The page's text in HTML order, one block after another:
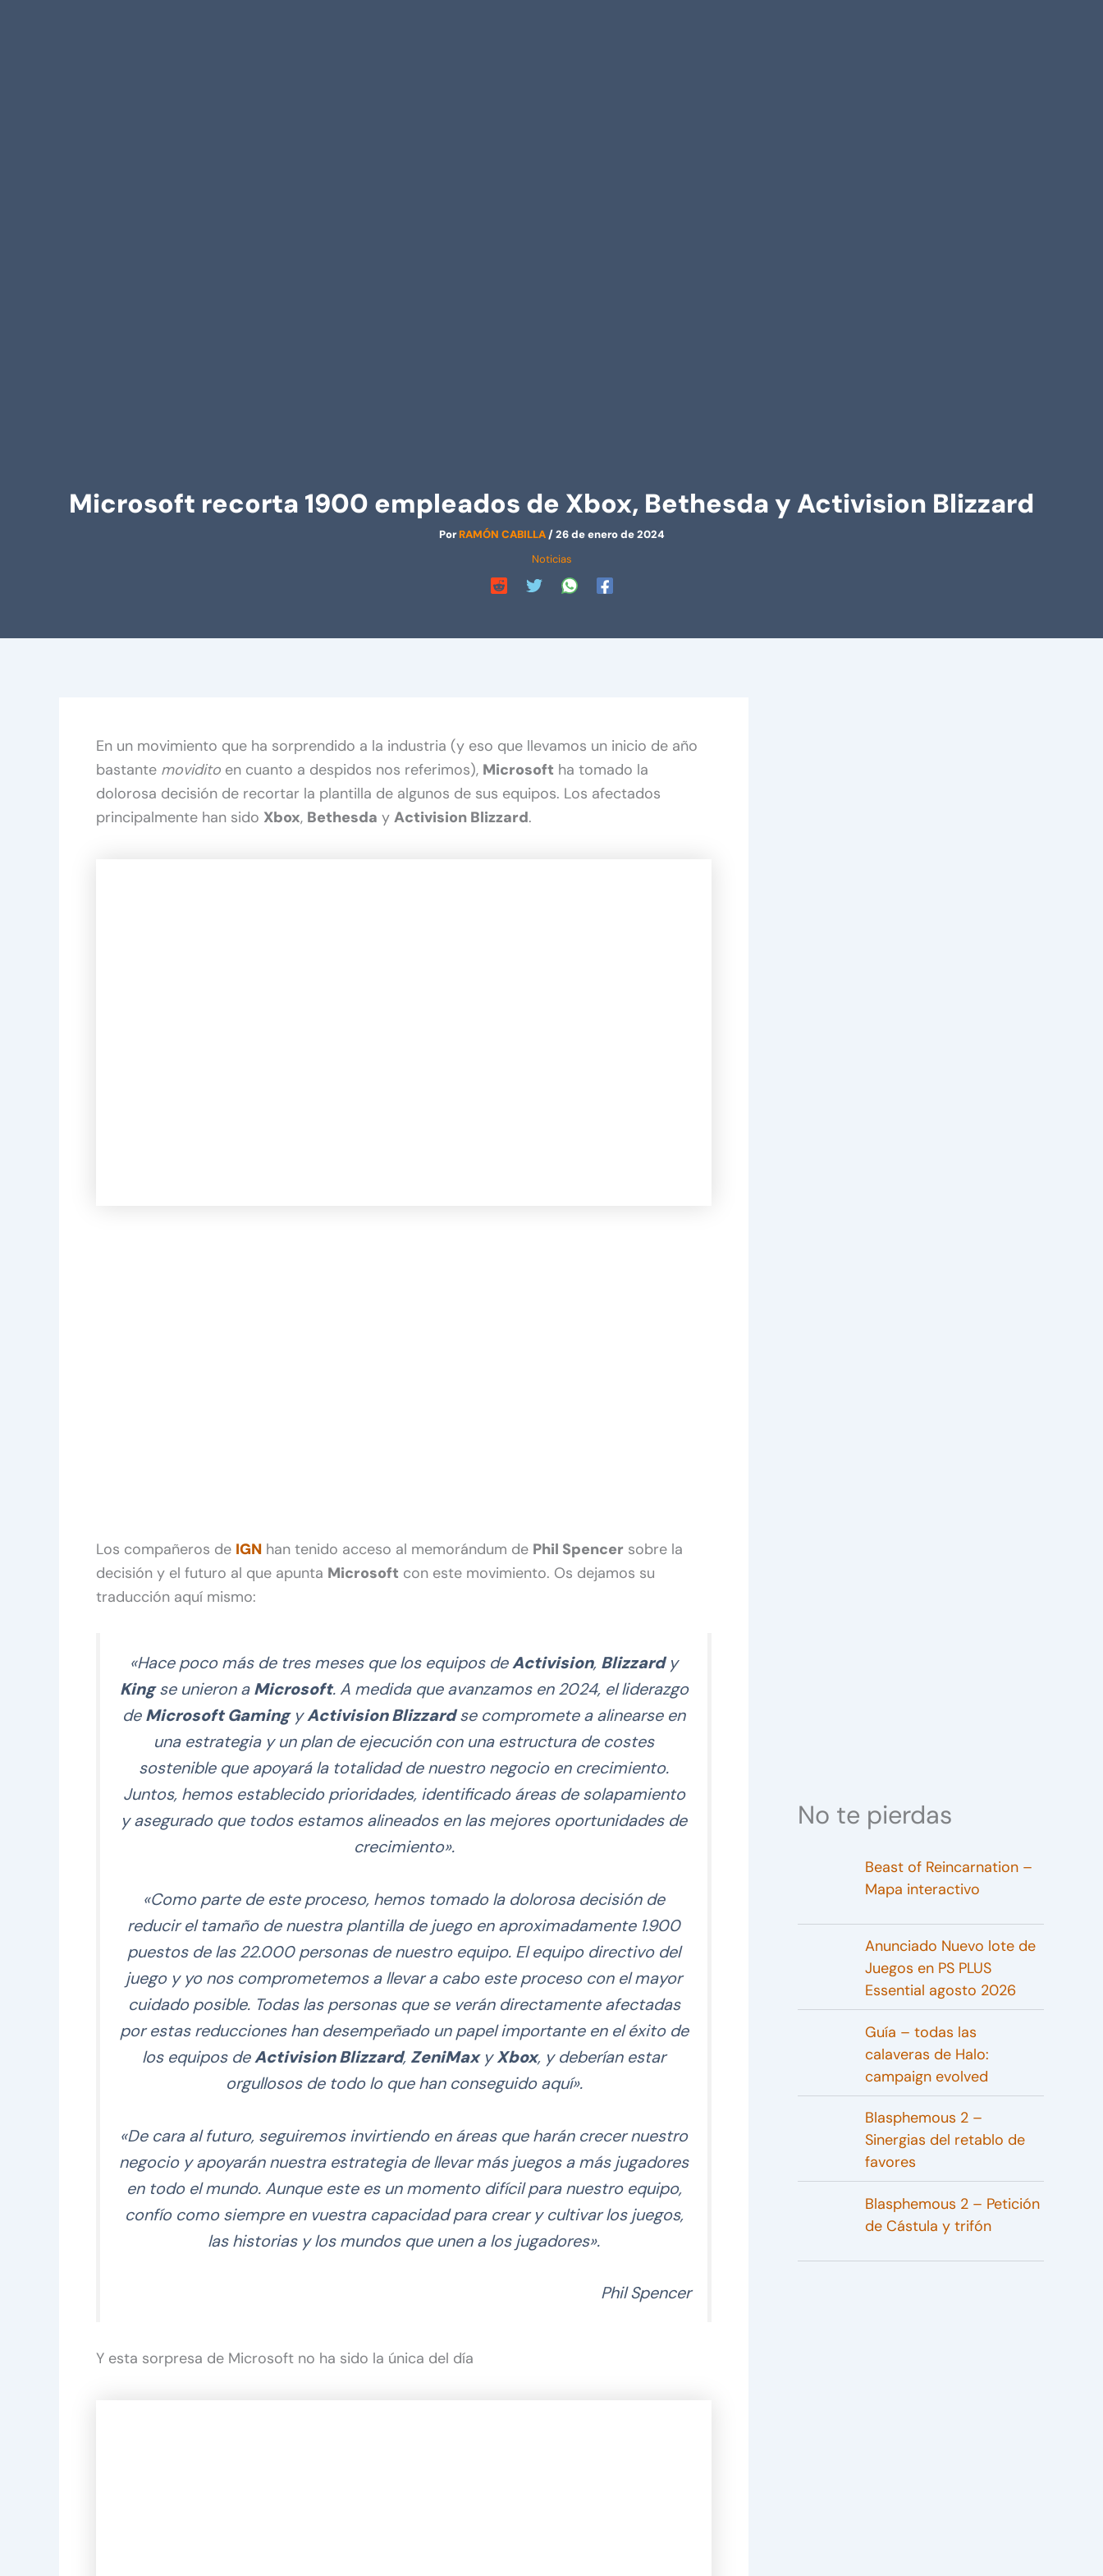
Microsoft recorta 1900 empleados de Xbox, Bethesda y Activision Blizzard
PorRAMÓN CABILLA/26 de enero de 2024
Noticias
En un movimiento que ha sorprendido a la industria (y eso que llevamos un inicio de año
bastante movidito en cuanto a despidos nos referimos), Microsoft ha tomado la
dolorosa decisión de recortar la plantilla de algunos de sus equipos. Los afectados
principalmente han sido Xbox, Bethesda y Activision Blizzard.
Los compañeros de IGN han tenido acceso al memorándum de Phil Spencer sobre la
decisión y el futuro al que apunta Microsoft con este movimiento. Os dejamos su
traducción aquí mismo:
«Hace poco más de tres meses que los equipos deActivision, Blizzardy
Kingse unieron aMicrosoft. A medida que avanzamos en 2024, el liderazgo
deMicrosoft GamingyActivision Blizzardse compromete a alinearse en
una estrategia y un plan de ejecución con una estructura de costes
sostenible que apoyará la totalidad de nuestro negocio en crecimiento.
Juntos, hemos establecido prioridades, identificado áreas de solapamiento
y asegurado que todos estamos alineados en las mejores oportunidades de
crecimiento».
«Como parte de este proceso, hemos tomado la dolorosa decisión de
reducir el tamaño de nuestra plantilla de juego en aproximadamente 1.900
puestos de las 22.000 personas de nuestro equipo. El equipo directivo del
juego y yo nos comprometemos a llevar a cabo este proceso con el mayor
cuidado posible. Todas las personas que se verán directamente afectadas
por estas reducciones han desempeñado un papel importante en el éxito de
los equipos deActivision Blizzard, ZeniMaxyXbox, y deberían estar
orgullosos de todo lo que han conseguido aquí».
«De cara al futuro, seguiremos invirtiendo en áreas que harán crecer nuestro
negocio y apoyarán nuestra estrategia de llevar más juegos a más jugadores
en todo el mundo. Aunque este es un momento difícil para nuestro equipo,
confío como siempre en vuestra capacidad para crear y cultivar los juegos,
las historias y los mundos que unen a los jugadores».
Phil Spencer
Y esta sorpresa de Microsoft no ha sido la única del día
No te pierdas
Beast of Reincarnation –
Mapa interactivo
Anunciado Nuevo lote de
Juegos en PS PLUS
Essential agosto 2026
Guía – todas las
calaveras de Halo:
campaign evolved
Blasphemous 2 –
Sinergias del retablo de
favores
Blasphemous 2 – Petición
de Cástula y trifón